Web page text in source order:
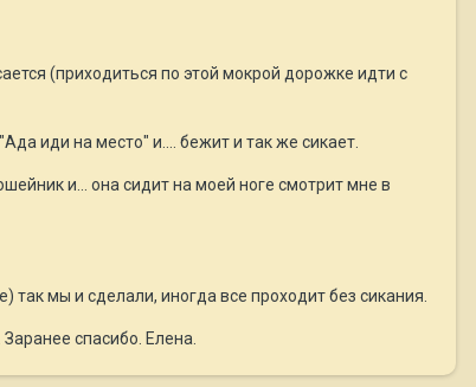
(приходиться по этой мокрой дорожке идти с
иди на место" и.... бежит и так же сикает.
и... она сидит на моей ноге смотрит мне в
так мы и сделали, иногда все проходит без сикания.
спасибо. Елена.